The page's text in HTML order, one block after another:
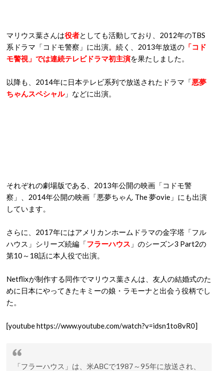
マリウス葉さんは役者としても活動しており、2012年のTBS
系ドラマ「コドモ警察」に出演。続く、2013年放送の 「コド
モ警視」では連続テレビドラマ初主演を果たしました。
以降も、2014年に日本テレビ系列で放送されたドラマ「悪夢
ちゃんスペシャル」などに出演。
それぞれの劇場版である、2013年公開の映画「コドモ警
察」、2014年公開の映画「悪夢ちゃん The 夢ovie」にも出演
しています。
さらに、2017年にはアメリカンホームドラマの金字塔「フル
ハウス」シリーズ続編「フラーハウス 」のシーズン3 Part2の
第10～18話に本人役で出演。
Netflixが制作する同作でマリウス葉さんは、友人の結婚式のた
めに日本にやってきたキミーの娘・ラモーナと出会う役柄でし
た。
[youtube https://www.youtube.com/watch?v=idsn1to8vR0]
「フラーハウス」は、米ABCで1987～95年に放送され、